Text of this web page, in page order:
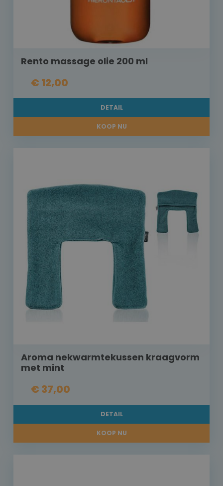
Rento massage olie 200 ml
€ 12,00
DETAIL
KOOP NU
Aroma nekwarmtekussen kraagvorm
met mint
€ 37,00
DETAIL
KOOP NU